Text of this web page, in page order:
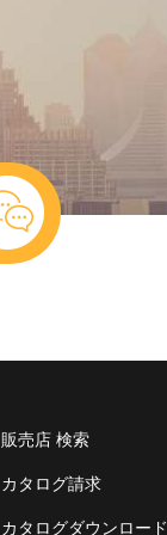
販売店 検索
カタログ請求
カタログダウンロード